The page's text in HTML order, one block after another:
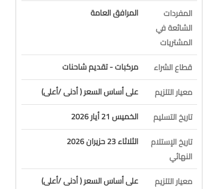
المفردات
الشائعة في
المشتريات
المرافق العامة
قطاع الشراء
مركبات - تقديم شاحنات
معيار التلزيم
على أساس السعر ( أدنى /أعلى)
تاريخ التسليم
الخميس 21 أيار 2026
تاريخ الإستلام
النهائي
الثلاثاء 23 حزيران 2026
معيار التلزيم على أساس السعر ( أدنى /أعلى)